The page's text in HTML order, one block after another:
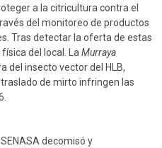
a la citricultura contra el
del monitoreo de productos
Tras detectar la oferta de estas
del local. LaMurraya
del insecto vector del HLB,
de mirto infringen las
decomisó y